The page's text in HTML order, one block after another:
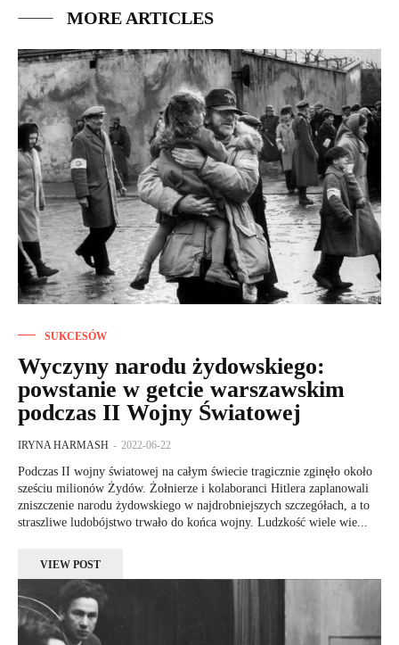
MORE ARTICLES
SUKCESÓW
Wyczyny narodu żydowskiego:
powstanie w getcie warszawskim
podczas II Wojny Światowej
IRYNA HARMASH - 2022-06-22
Podczas II wojny światowej na całym świecie tragicznie zginęło około
sześciu milionów Żydów. Żołnierze i kolaboranci Hitlera zaplanowali
zniszczenie narodu żydowskiego w najdrobniejszych szczegółach, a to
straszliwe ludobójstwo trwało do końca wojny. Ludzkość wiele wie...
VIEW POST